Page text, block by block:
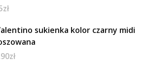
zł
sukienka kolor czarny midi
zł